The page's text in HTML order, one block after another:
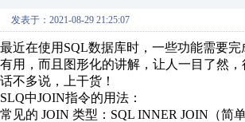
发表于：2021-08-29 21:25:07
最近在使用SQL数据库时，一些功能需要
有用，而且图形化的讲解，让人一目了然，
话不多说，上干货！
SLQ中JOIN指令的用法：
常见的 JOIN 类型：SQL INNER JOIN（简